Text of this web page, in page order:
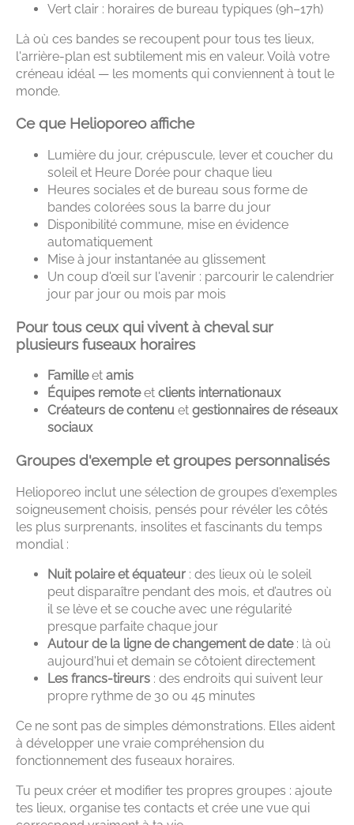
Vert clair : horaires de bureau typiques (9h–17h)
Là où ces bandes se recoupent pour tous tes lieux,
l'arrière-plan est subtilement mis en valeur. Voilà votre
créneau idéal — les moments qui conviennent à tout le
monde.
Ce que Helioporeo affiche
Lumière du jour, crépuscule, lever et coucher du
soleil et Heure Dorée pour chaque lieu
Heures sociales et de bureau sous forme de
bandes colorées sous la barre du jour
Disponibilité commune, mise en évidence
automatiquement
Mise à jour instantanée au glissement
Un coup d'œil sur l'avenir : parcourir le calendrier
jour par jour ou mois par mois
Pour tous ceux qui vivent à cheval sur
plusieurs fuseaux horaires
Familleet amis
Équipes remoteet clients internationaux
Créateurs de contenu et gestionnaires de réseaux
sociaux
Groupes d'exemple et groupes personnalisés
Helioporeo inclut une sélection de groupes d'exemples
soigneusement choisis, pensés pour révéler les côtés
les plus surprenants, insolites et fascinants du temps
mondial :
Nuit polaire et équateur : des lieux où le soleil
peut disparaître pendant des mois, et d’autres où
il se lève et se couche avec une régularité
presque parfaite chaque jour
Autour de la ligne de changement de date: là où
aujourd'hui et demain se côtoient directement
Les francs-tireurs : des endroits qui suivent leur
propre rythme de 30 ou 45 minutes
Ce ne sont pas de simples démonstrations. Elles aident
à développer une vraie compréhension du
fonctionnement des fuseaux horaires.
Tu peux créer et modifier tes propres groupes : ajoute
tes lieux, organise tes contacts et crée une vue qui